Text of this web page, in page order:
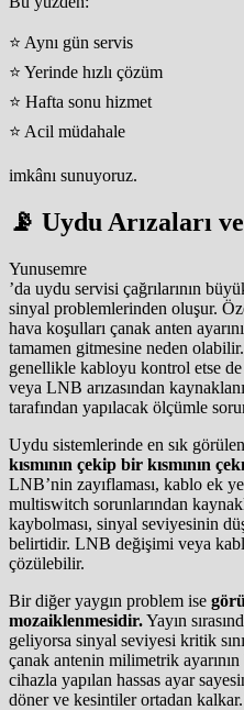
⭐ Aynı gün servis
⭐ Yerinde hızlı çözüm
⭐ Hafta sonu hizmet
⭐ Acil müdahale
imkânı sunuyoruz.
📡 Uydu Arızaları
Yunusemre
’da uydu servisi çağrılarının
sinyal problemlerinden oluşur.
hava koşulları çanak anten
tamamen gitmesine neden
genellikle kabloyu kontrol etse
veya LNB arızasından
tarafından yapılacak ölçümle
Uydu sistemlerinde en sık
kısmının çekip bir kısmının
LNB’nin zayıflaması, kablo ek
multiswitch sorunlarından
kaybolması, sinyal seviyesinin
belirtidir. LNB değişimi veya
çözülebilir.
Bir diğer yaygın problem ise
mozaiklenmesidir.Yayın
geliyorsa sinyal seviyesi kritik
çanak antenin milimetrik
cihazla yapılan hassas ayar
döner ve kesintiler ortadan kalkar.